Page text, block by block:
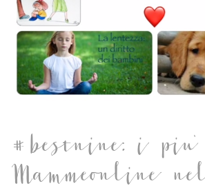
#bestnine: i
Mammeonline nel